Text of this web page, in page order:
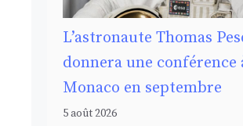
L’astronaute Thomas
donnera une conférence
Monaco en septembre
5 août 2026